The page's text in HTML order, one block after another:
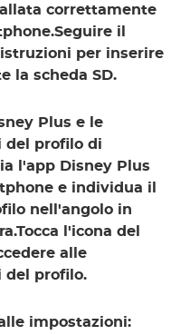
correttamente
il
istruzioni per inserire
la scheda SD.
Plus e le
del profilo di
l'app Disney Plus
e individua il
nell'angolo in
l'icona del
alle
del profilo.
impostazioni: